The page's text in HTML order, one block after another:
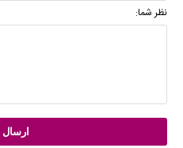
نظر شما: